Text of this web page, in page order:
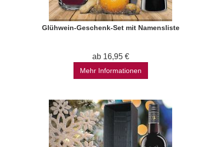
Glühwein-Geschenk-Set mit Namensliste
ab 16,95 €
Mehr Informationen